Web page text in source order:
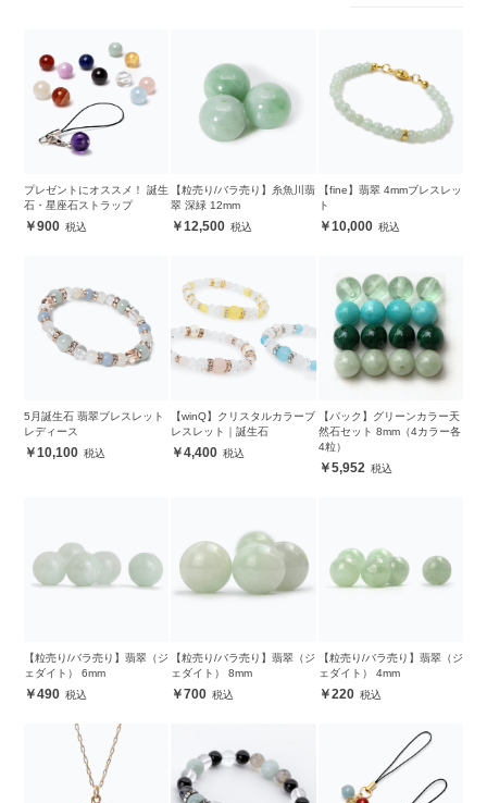
プレゼントにオススメ！ 誕生
石・星座石ストラップ
900
【粒売り/バラ売り】糸魚川翡
翠 深緑 12mm
12,500
【fine】翡翠 4mmブレスレッ
ト
10,000
5月誕生石 翡翠ブレスレット
レディース
10,100
【winQ】クリスタルカラーブ
レスレット｜誕生石
4,400
【パック】グリーンカラー天
然石セット 8mm（4カラー各
4粒）
5,952
【粒売り/バラ売り】翡翠（ジ
ェダイト） 6mm
490
【粒売り/バラ売り】翡翠（ジ
ェダイト） 8mm
700
【粒売り/バラ売り】翡翠（ジ
ェダイト） 4mm
220